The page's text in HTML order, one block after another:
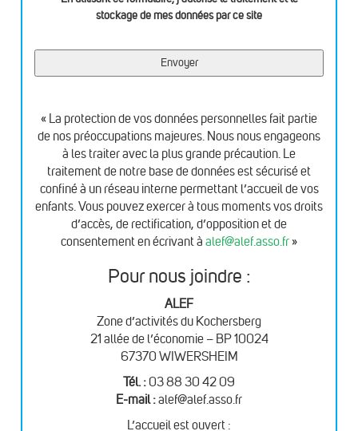
stockage de mes données par ce site
« La protection de vos données personnelles fait partie
de nos préoccupations majeures. Nous nous engageons
à les traiter avec la plus grande précaution. Le
traitement de notre base de données est sécurisé et
confiné à un réseau interne permettant l’accueil de vos
enfants. Vous pouvez exercer à tous moments vos droits
d’accès, de rectification, d’opposition et de
consentement en écrivant à alef@alef.asso.fr »
Pour nous joindre :
ALEF
Zone d’activités du Kochersberg
21 allée de l’économie – BP 10024
67370 WIWERSHEIM
Tél. : 03 88 30 42 09
E-mail :alef@alef.asso.fr
L’accueil est ouvert :